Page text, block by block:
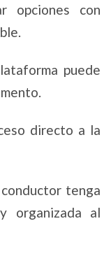
opciones con
puede
directo a la
tenga
organizada al